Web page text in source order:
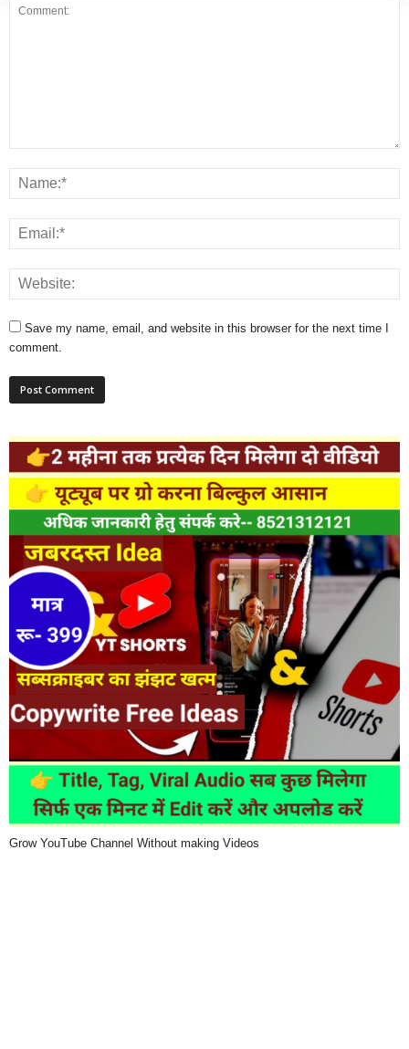
Save my name, email, and website in this browser for the next time I
comment.
Grow YouTube Channel Without making Videos